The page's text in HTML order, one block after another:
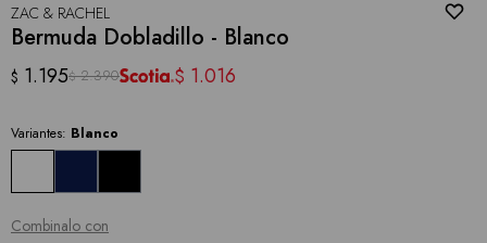
ZAC & RACHEL
Bermuda Dobladillo - Blanco
$ 1.195$ 2.390 $ 1.016
Variantes: Blanco
Combinalo con